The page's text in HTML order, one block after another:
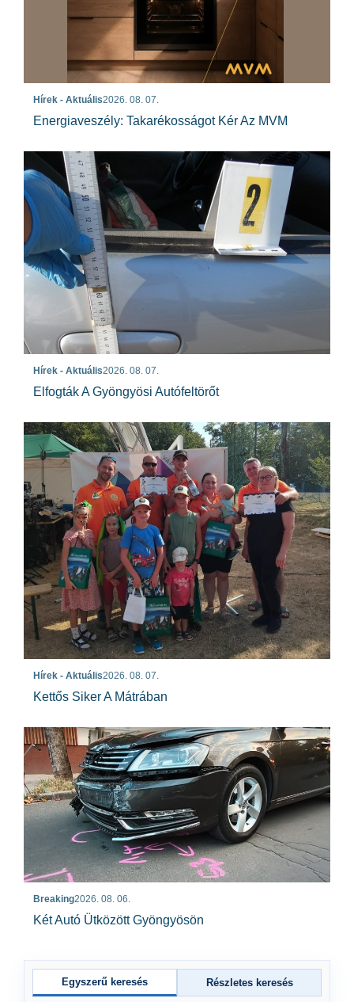
Hírek - Aktuális2026. 08. 07.
Energiaveszély: Takarékosságot Kér Az MVM
Hírek - Aktuális2026. 08. 07.
Elfogták A Gyöngyösi Autófeltörőt
Hírek - Aktuális2026. 08. 07.
Kettős Siker A Mátrában
Breaking2026. 08. 06.
Két Autó Ütközött Gyöngyösön
Egyszerű keresés Részletes keresés